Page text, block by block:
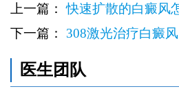
上一篇：快速扩散的白癜风
下一篇： 308激光治疗白癜
医生团队